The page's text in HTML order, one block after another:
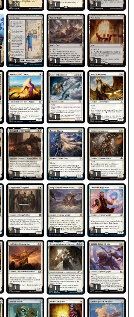
20 1 1
1 1 1
1 1 1
1 1 1
1 1 1
1 1 1